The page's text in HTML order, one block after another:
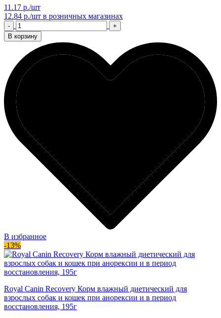
11.17 р./шт
12.84 р./шт в розничных магазинах
-
+
В корзину
В избранное
-13%
Royal Canin Recovery Корм влажный диетический для
взрослых собак и кошек при анорексии и в период
восстановления, 195г